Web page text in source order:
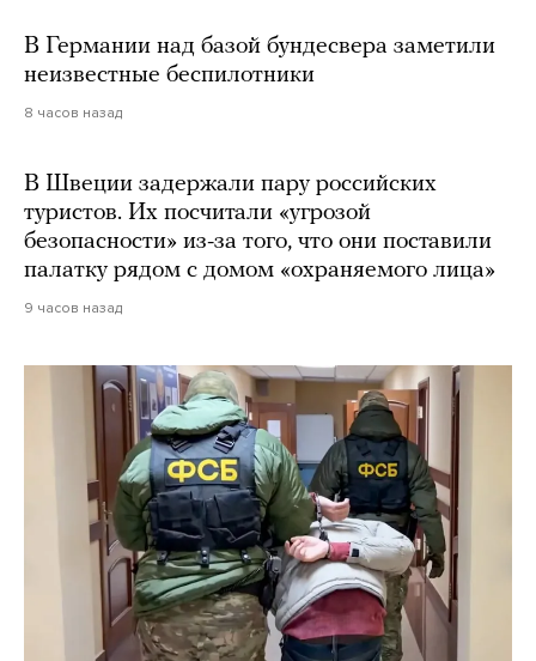
В Германии над базой бундесвера заметили
неизвестные беспилотники
8 часов назад
В Швеции задержали пару российских
туристов. Их посчитали «угрозой
безопасности» из-за того, что они поставили
палатку рядом с домом «охраняемого лица»
9 часов назад